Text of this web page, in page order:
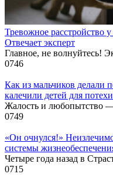
Тревожное расстройство
Отвечает эксперт
Главное, не волнуйтесь!
0746
Как из мальчиков делали
калечили детей для
Жалость и любопытство —
0749
«Он очнулся!»
системы
Четыре года назад в
0715